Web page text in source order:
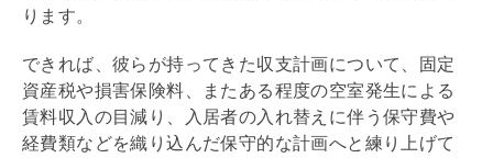
ります。
できれば、彼らが持ってきた収支計画について、
固定
資産税や損害保険料、またある程度の空室発生による
賃料収入の目減り、入居者の入れ替えに伴う保守費や
経費類などを織り込んだ保守的な計画へと練り上げて